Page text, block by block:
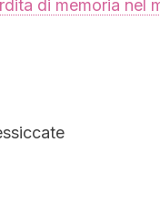
di memoria nel